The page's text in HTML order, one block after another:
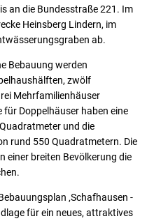
an die Bundesstraße 221. Im
Heinsberg Lindern, im
ab.
Bebauung werden
zwölf
Mehrfamilienhäuser
Doppelhäuser haben eine
und die
rund 550 Quadratmetern. Die
einer breiten Bevölkerung die
‚Schafhausen -
für ein neues, attraktives